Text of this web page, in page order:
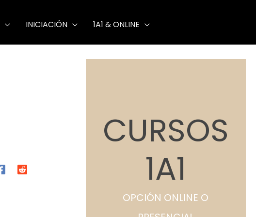
INICIACIÓN 1A1 & ONLINE
CURSOS
1A1
OPCIÓN ONLINE O